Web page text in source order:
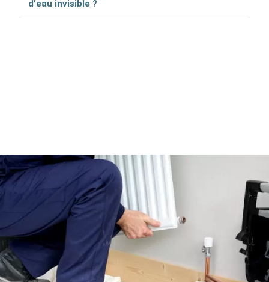
d'eau invisible ?